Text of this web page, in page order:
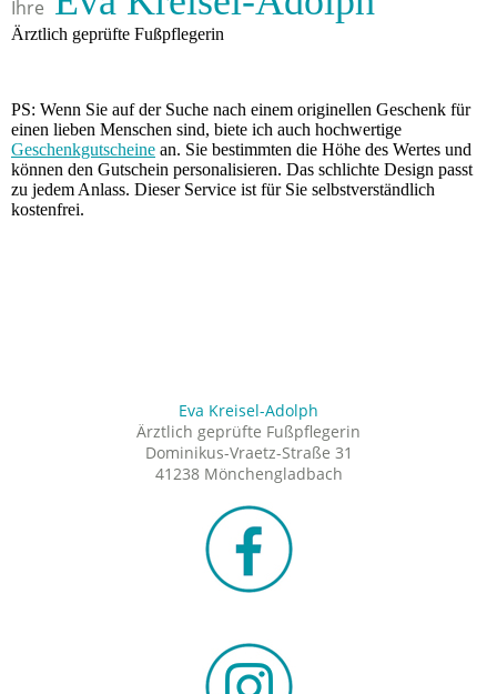
Ihre
Ärztlich geprüfte Fußpflegerin
PS: Wenn Sie auf der Suche nach einem originellen Geschenk für
einen lieben Menschen sind, biete ich auch hochwertige
Geschenkgutscheine an. Sie bestimmten die Höhe des Wertes und
können den Gutschein personalisieren. Das schlichte Design passt
zu jedem Anlass. Dieser Service ist für Sie selbstverständlich
kostenfrei.
Eva Kreisel-Adolph
Ärztlich geprüfte Fußpflegerin
Dominikus-Vraetz-Straße 31
41238 Mönchengladbach